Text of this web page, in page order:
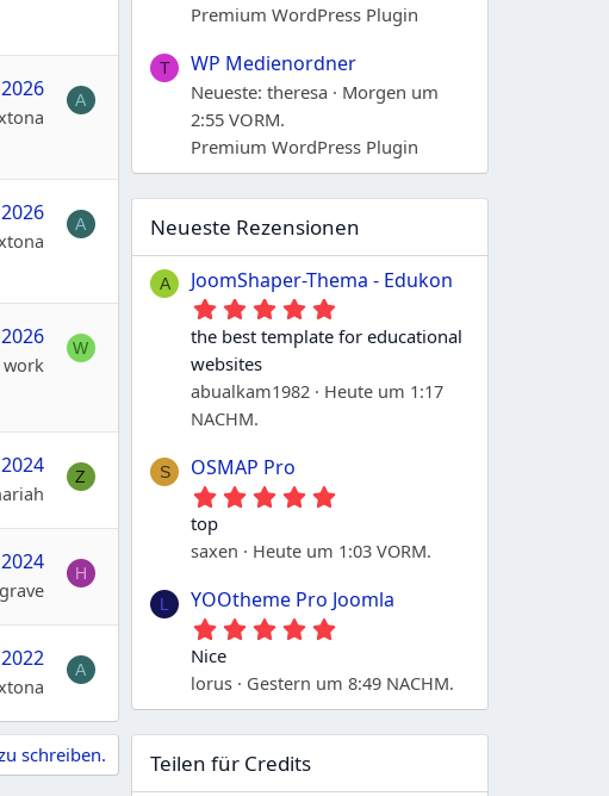
A
A
work
W
Z
H
A
schreiben.
Premium WordPress Plugin
T WP Medienordner
Neueste: theresa
Morgen um
2:55 VORM.
Premium WordPress Plugin
Neueste Rezensionen
A JoomShaper-Thema - Edukon
5
.
0
S
e
the best template for educational
websites
abualkam1982
Heute um 1:17
NACHM.
S OSMAP Pro
5
0
t
e
r
e
top
saxen
Heute um 1:03 VORM.
L YOOtheme Pro Joomla
5
0
S
t
n
Nice
lorus
Gestern um 8:49 NACHM.
Teilen für Credits